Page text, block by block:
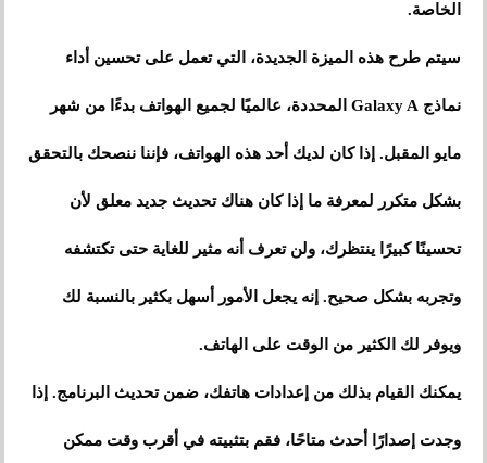
الخاصة.
سيتم طرح هذه الميزة الجديدة، التي تعمل على تحسين أداء
نماذج Galaxy A المحددة، عالميًا لجميع الهواتف بدءًا من شهر
مايو المقبل. إذا كان لديك أحد هذه الهواتف، فإننا ننصحك بالتحقق
بشكل متكرر لمعرفة ما إذا كان هناك تحديث جديد معلق لأن
تحسينًا كبيرًا ينتظرك، ولن تعرف أنه مثير للغاية حتى تكتشفه
وتجربه بشكل صحيح. إنه يجعل الأمور أسهل بكثير بالنسبة لك
ويوفر لك الكثير من الوقت على الهاتف.
يمكنك القيام بذلك من إعدادات هاتفك، ضمن تحديث البرنامج. إذا
وجدت إصدارًا أحدث متاحًا، فقم بتثبيته في أقرب وقت ممكن